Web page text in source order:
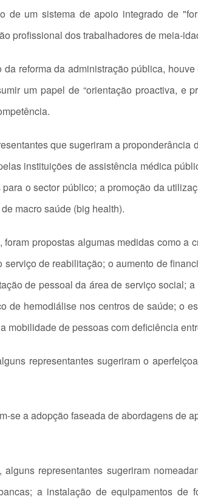
de um sistema de apoio integrado de
profissional dos trabalhadores de meia-
reforma da administração pública,
um papel de “orientação proactiva,
que sugeriram a
instituições de assistência médica
o sector público; a promoção da
macro saúde (big health).
propostas algumas medidas como
de reabilitação; o aumento de
de pessoal da área de serviço social;
de hemodiálise nos centros de saúde; o
mobilidade de pessoas com deficiência
representantes sugeriram o
se a adopção faseada de abordagens de
representantes sugeriram
a instalação de equipamentos